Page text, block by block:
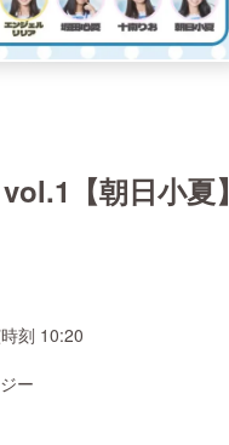
【朝日小夏】
刻 10:20
ー